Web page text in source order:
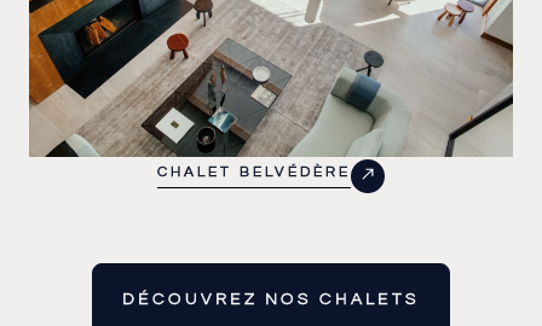
CHALET BELVÉDÈRE
DÉCOUVREZ NOS CHALETS